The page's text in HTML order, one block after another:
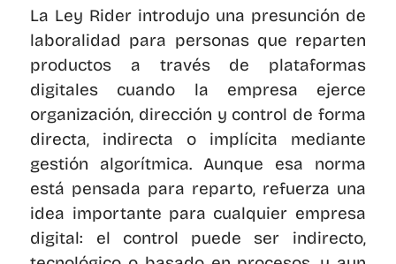
La Ley Rider introdujo una presunción de
laboralidad para personas que reparten
productos a través de plataformas
digitales cuando la empresa ejerce
organización, dirección y control de forma
directa, indirecta o implícita mediante
gestión algorítmica. Aunque esa norma
está pensada para reparto, refuerza una
idea importante para cualquier empresa
digital: el control puede ser indirecto,